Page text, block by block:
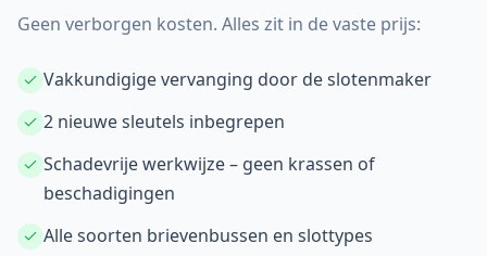
Geen verborgen kosten. Alles zit in de vaste prijs:
Vakkundigige vervanging door de slotenmaker
2 nieuwe sleutels inbegrepen
Schadevrije werkwijze – geen krassen of
beschadigingen
Alle soorten brievenbussen en slottypes